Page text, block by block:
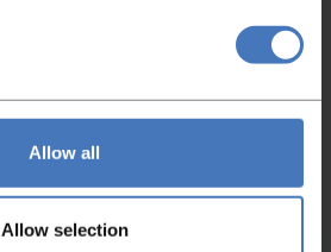
Allow all
Allow selection